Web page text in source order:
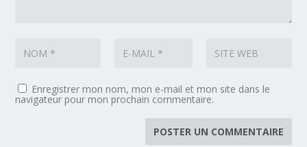
Enregistrer mon nom, mon e-mail et mon site dans le
navigateur pour mon prochain commentaire.